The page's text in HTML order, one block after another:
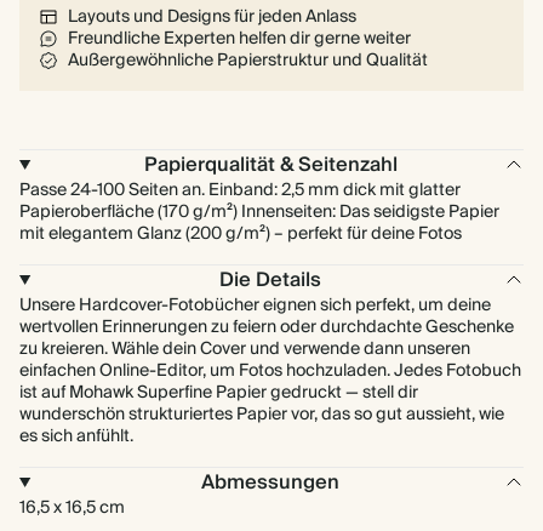
Layouts und Designs für jeden Anlass
Freundliche Experten helfen dir gerne weiter
Außergewöhnliche Papierstruktur und Qualität
Papierqualität & Seitenzahl
Passe 24-100 Seiten an. Einband: 2,5 mm dick mit glatter
Papieroberfläche (170 g/m²) Innenseiten: Das seidigste Papier
mit elegantem Glanz (200 g/m²) – perfekt für deine Fotos
Die Details
Unsere Hardcover-Fotobücher eignen sich perfekt, um deine
wertvollen Erinnerungen zu feiern oder durchdachte Geschenke
zu kreieren. Wähle dein Cover und verwende dann unseren
einfachen Online-Editor, um Fotos hochzuladen. Jedes Fotobuch
ist auf Mohawk Superfine Papier gedruckt — stell dir
wunderschön strukturiertes Papier vor, das so gut aussieht, wie
es sich anfühlt.
Abmessungen
16,5 x 16,5 cm